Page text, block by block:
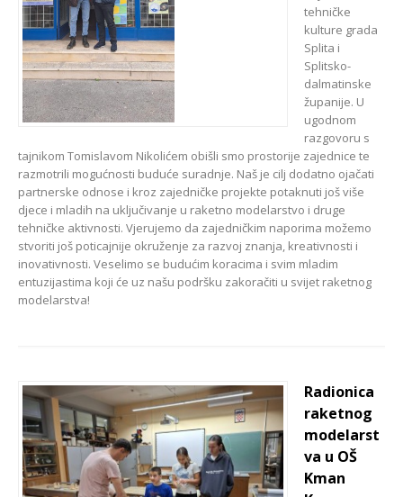
tehničke
kulture grada
Splita i
Splitsko-
dalmatinske
županije. U
ugodnom
razgovoru s
tajnikom Tomislavom Nikolićem obišli smo prostorije zajednice te
razmotrili mogućnosti buduće suradnje. Naš je cilj dodatno ojačati
partnerske odnose i kroz zajedničke projekte potaknuti još više
djece i mladih na uključivanje u raketno modelarstvo i druge
tehničke aktivnosti. Vjerujemo da zajedničkim naporima možemo
stvoriti još poticajnije okruženje za razvoj znanja, kreativnosti i
inovativnosti. Veselimo se budućim koracima i svim mladim
entuzijastima koji će uz našu podršku zakoračiti u svijet raketnog
modelarstva!
Radionica
raketnog
modelarst
va u OŠ
Kman